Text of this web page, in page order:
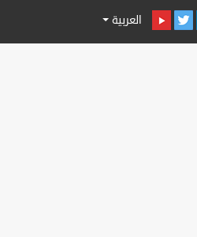
العربية